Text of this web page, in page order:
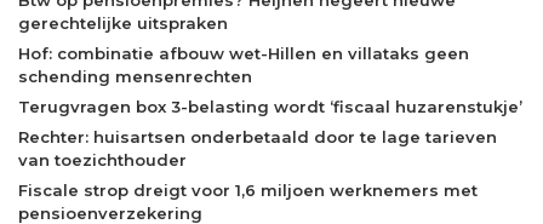
gerechtelijke uitspraken
Hof: combinatie afbouw wet-Hillen en villataks geen
schending mensenrechten
Terugvragen box 3-belasting wordt ‘fiscaal huzarenstukje’
Rechter: huisartsen onderbetaald door te lage tarieven
van toezichthouder
Fiscale strop dreigt voor 1,6 miljoen werknemers met
pensioenverzekering